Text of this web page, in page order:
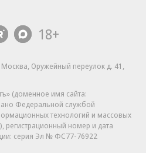
18+
Оружейный переулок д. 41,
(доменное имя сайта:
Федеральной службой
технологий и массовых
регистрационный номер и дата
серия Эл № ФС77-76922